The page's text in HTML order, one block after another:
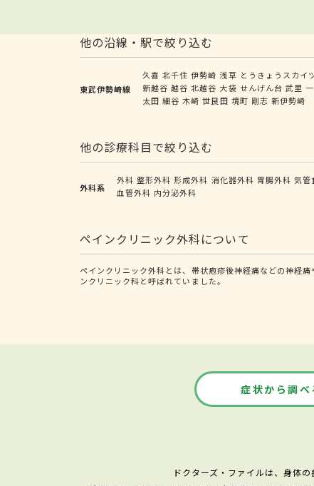
他の沿線・駅で絞り込む
東武伊勢崎線
久喜 北千住 伊勢崎 浅草 とうきょうスカイ
新越谷 越谷 北越谷 大袋 せんげん台 武里
太田 細谷 木崎 世良田 境町 剛志 新伊勢崎
他の診療科目で絞り込む
外科系
外科 整形外科 形成外科 消化器外科 胃腸外科 気管
血管外科 内分泌外科
ペインクリニック外科について
ペインクリニック外科とは、帯状疱疹後神経痛などの神経
ンクリニック科と呼ばれていました。
症状から調べ
ドクターズ・ファイルは、身体